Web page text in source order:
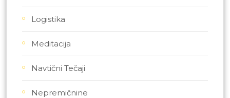
Logistika
Meditacija
Navtični Tečaji
Nepremičnine